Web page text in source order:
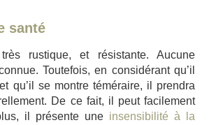
santé
rustique, et résistante. Aucune
Toutefois, en considérant qu’il
qu’il se montre téméraire, il prendra
De ce fait, il peut facilement
il présente une insensibilité à la